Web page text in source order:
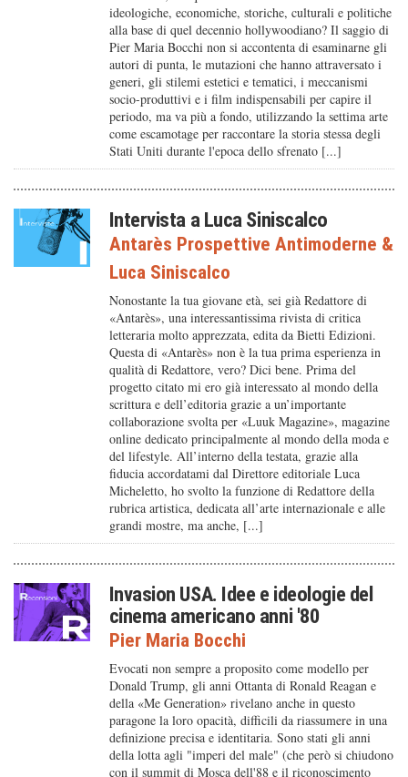
ideologiche, economiche, storiche, culturali e politiche
alla base di quel decennio hollywoodiano? Il saggio di
Pier Maria Bocchi non si accontenta di esaminarne gli
autori di punta, le mutazioni che hanno attraversato i
generi, gli stilemi estetici e tematici, i meccanismi
socio-produttivi e i film indispensabili per capire il
periodo, ma va più a fondo, utilizzando la settima arte
come escamotage per raccontare la storia stessa degli
Stati Uniti durante l'epoca dello sfrenato [...]
Intervista a Luca Siniscalco
Antarès Prospettive Antimoderne &
Luca Siniscalco
Nonostante la tua giovane età, sei già Redattore di
«Antarès», una interessantissima rivista di critica
letteraria molto apprezzata, edita da Bietti Edizioni.
Questa di «Antarès» non è la tua prima esperienza in
qualità di Redattore, vero? Dici bene. Prima del
progetto citato mi ero già interessato al mondo della
scrittura e dell’editoria grazie a un’importante
collaborazione svolta per «Luuk Magazine», magazine
online dedicato principalmente al mondo della moda e
del lifestyle. All’interno della testata, grazie alla
fiducia accordatami dal Direttore editoriale Luca
Micheletto, ho svolto la funzione di Redattore della
rubrica artistica, dedicata all’arte internazionale e alle
grandi mostre, ma anche, [...]
Invasion USA. Idee e ideologie del
cinema americano anni '80
Pier Maria Bocchi
Evocati non sempre a proposito come modello per
Donald Trump, gli anni Ottanta di Ronald Reagan e
della «Me Generation» rivelano anche in questo
paragone la loro opacità, difficili da riassumere in una
definizione precisa e identitaria. Sono stati gli anni
della lotta agli "imperi del male" (che però si chiudono
con il summit di Mosca dell'88 e il riconoscimento